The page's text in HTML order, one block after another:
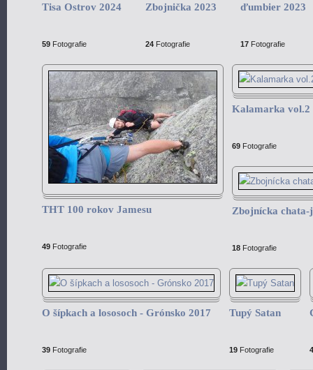
Tisa Ostrov 2024
59 Fotografie
Zbojnička 2023
24 Fotografie
ďumbier 2023
17 Fotografie
THT 100 rokov Jamesu
49 Fotografie
Kalamarka vol.2
69 Fotografie
Zbojnícka chata-
18 Fotografie
O šípkach a lososoch - Grónsko 2017
39 Fotografie
Tupý Satan
19 Fotografie